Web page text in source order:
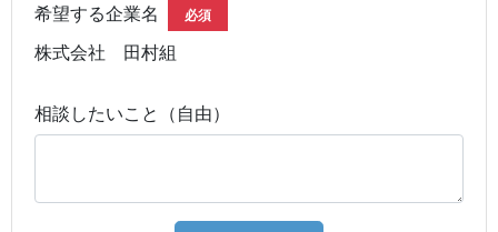
希望する企業名 必須
株式会社 田村組
相談したいこと（自由）